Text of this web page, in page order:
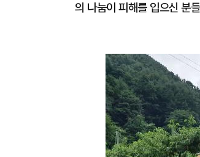
의 나눔이 피해를 입으신 분